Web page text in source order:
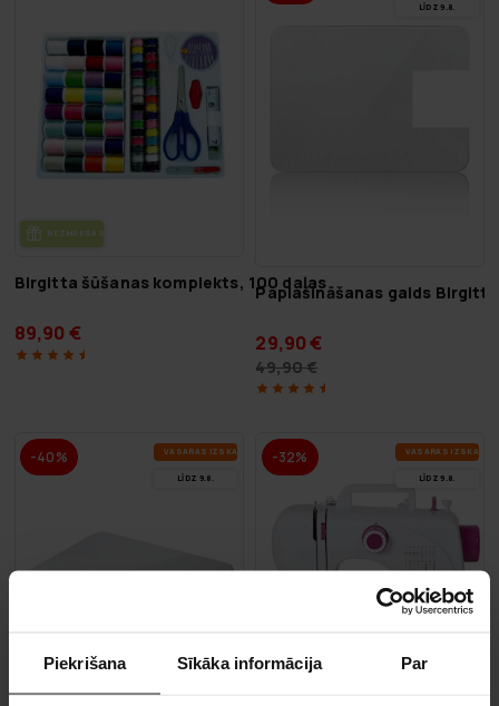
Piekrišana Sīkāka informācija Par
BEZ­MAK­SAS PIE­GĀ­DE
Birgitta šūšanas komplekts, 100 daļas
89,90 €
LĪDZ 9.8.
Paplašināšanas galds
29,90 €
49,90 €
-40% VA­SA­RAS IZ­SKA­ŅA
LĪDZ 9.8.
-32% VA­SA­RAS IZ­SKA­ŅA
LĪDZ 9.8.